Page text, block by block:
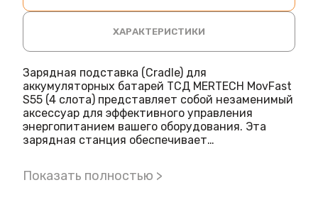
ХАРАКТЕРИСТИКИ
Зарядная подставка (Cradle) для
аккумуляторных батарей ТСД MERTECH MovFast
S55 (4 слота) представляет собой незаменимый
аксессуар для эффективного управления
энергопитанием вашего оборудования. Эта
зарядная станция обеспечивает
пластика, подставка Cradle выделяется не
Показать полностью >